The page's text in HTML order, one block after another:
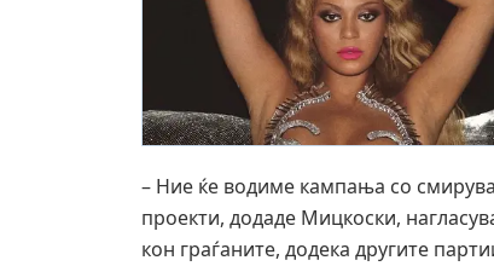
– Ние ќе водиме кампања со
проекти, додаде Мицкоски,
кон граѓаните, додека другите